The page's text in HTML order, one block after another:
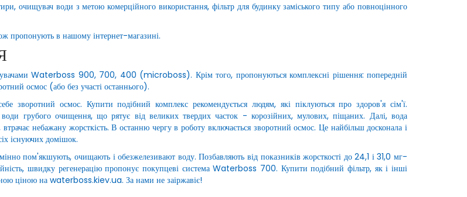
очищувач води з метою комерційного використання, фільтр для будинку заміського типу або повноцінного
пропонують в нашому інтернет-магазині.
Waterboss 900, 700, 400 (microboss). Крім того, пропонуються комплексні рішення: попередній
осмос (або без участі останнього).
зворотний осмос. Купити подібний комплекс рекомендується людям, які піклуються про здоров'я сім'ї.
води грубого очищення, що рятує від великих твердих часток - корозійних, мулових, піщаних. Далі, вода
небажану жорсткість. В останню чергу в роботу включається зворотний осмос. Це найбільш досконала і
існуючих домішок.
пом'якшують, очищають і обезжелезивают воду. Позбавляють від показників жорсткості до 24,1 і 31,0 мг-
швидку регенерацію пропонує покупцеві система Waterboss 700. Купити подібний фільтр, як і інші
ціною на waterboss.kiev.ua. За нами не заіржавіє!